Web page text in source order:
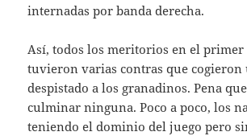
internadas por banda derecha.
Así, todos los meritorios en el primer
tuvieron varias contras que cogieron
despistado a los granadinos. Pena
culminar ninguna. Poco a poco, los
teniendo el dominio del juego pero